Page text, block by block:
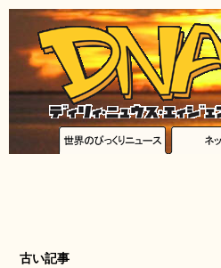
古い記事